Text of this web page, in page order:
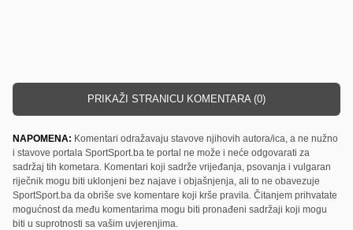
PRIKAŽI STRANICU KOMENTARA (0)
NAPOMENA: Komentari odražavaju stavove njihovih autora/ica, a ne nužno
i stavove portala SportSport.ba te portal ne može i neće odgovarati za
sadržaj tih kometara. Komentari koji sadrže vrijeđanja, psovanja i vulgaran
riječnik mogu biti uklonjeni bez najave i objašnjenja, ali to ne obavezuje
SportSport.ba da obriše sve komentare koji krše pravila. Čitanjem prihvatate
mogućnost da među komentarima mogu biti pronađeni sadržaji koji mogu
biti u suprotnosti sa vašim uvjerenjima.